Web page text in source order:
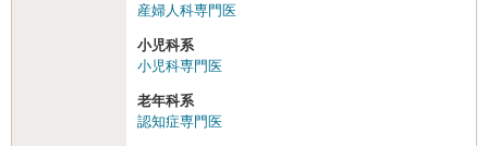
産婦人科専門医
小児科系
小児科専門医
老年科系
認知症専門医